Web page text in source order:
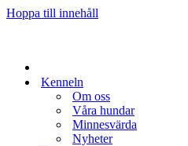
Hoppa till innehåll
Kenneln
Om oss
Våra hundar
Minnesvärda
Nyheter